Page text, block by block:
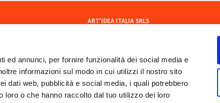
ed annunci, per fornire funzionalità dei social media e
informazioni sul modo in cui utilizzi il nostro sito
dati web, pubblicità e social media, i quali potrebbero
o che hanno raccolto dal tuo utilizzo dei loro
ART'IDEA ITALIA SRLS
artideaitaliasrls@legalmail.it